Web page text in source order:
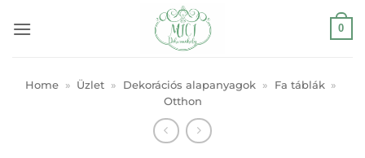
0
Home » Üzlet » Dekorációs alapanyagok » Fa táblák »
Otthon